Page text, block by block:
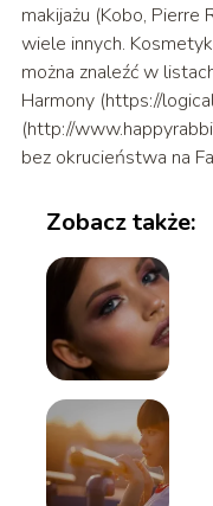
makijażu (Kobo, Pierre
wiele innych.
można znaleźć w
Harmony (https://
(http://
bez okrucieństwa na
Zobacz także: